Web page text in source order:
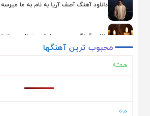
دانلود آهنگ آصف آریا به نام به ما میرسه
دانلود آهنگ محسن چاوشی به نام بعد از تو
محبوب ترین آهنگها
هفته
ماه